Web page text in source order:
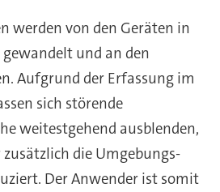
werden von den Geräten in
und an den
Aufgrund der Erfassung im
sich störende
weitestgehend ausblenden,
die Umgebungs-
Der Anwender ist somit